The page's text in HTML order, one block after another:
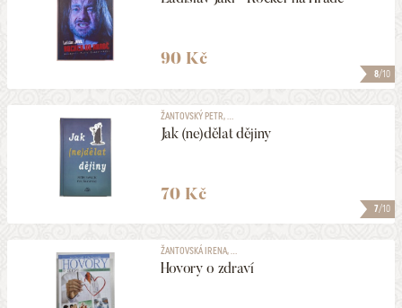
8/10
90 Kč
7/10
ŽANTOVSKÝ PETR, ...
Jak (ne)dělat dějiny
70 Kč
ŽANTOVSKÁ IRENA, ...
Hovory o zdraví